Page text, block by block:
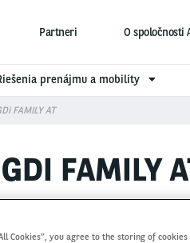
Partneri O spoločnosti
prenájmu a mobility
FAMILY AT
FAMILY
Cookies”, you agree to the storing of